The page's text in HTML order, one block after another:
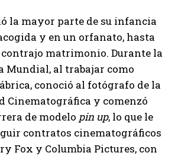
la mayor parte de su infancia
y en un orfanato, hasta
contrajo matrimonio. Durante la
Mundial, al trabajar como
conoció al fotógrafo de la
Cinematográfica y comenzó
de modelo pin up, lo que le
contratos cinematográficos
Fox y Columbia Pictures, con